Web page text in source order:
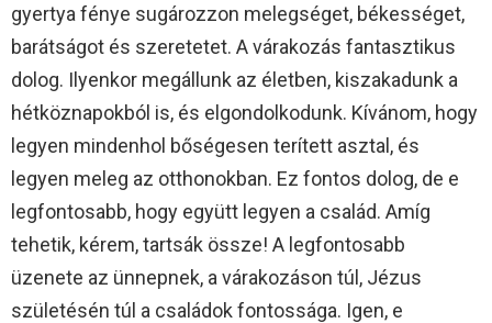
gyertya fénye sugározzon melegséget, békességet,
barátságot és szeretetet. A várakozás fantasztikus
dolog. Ilyenkor megállunk az életben, kiszakadunk a
hétköznapokból is, és elgondolkodunk. Kívánom, hogy
legyen mindenhol bőségesen terített asztal, és
legyen meleg az otthonokban. Ez fontos dolog, de e
legfontosabb, hogy együtt legyen a család. Amíg
tehetik, kérem, tartsák össze! A legfontosabb
üzenete az ünnepnek, a várakozáson túl, Jézus
születésén túl a családok fontossága. Igen, e